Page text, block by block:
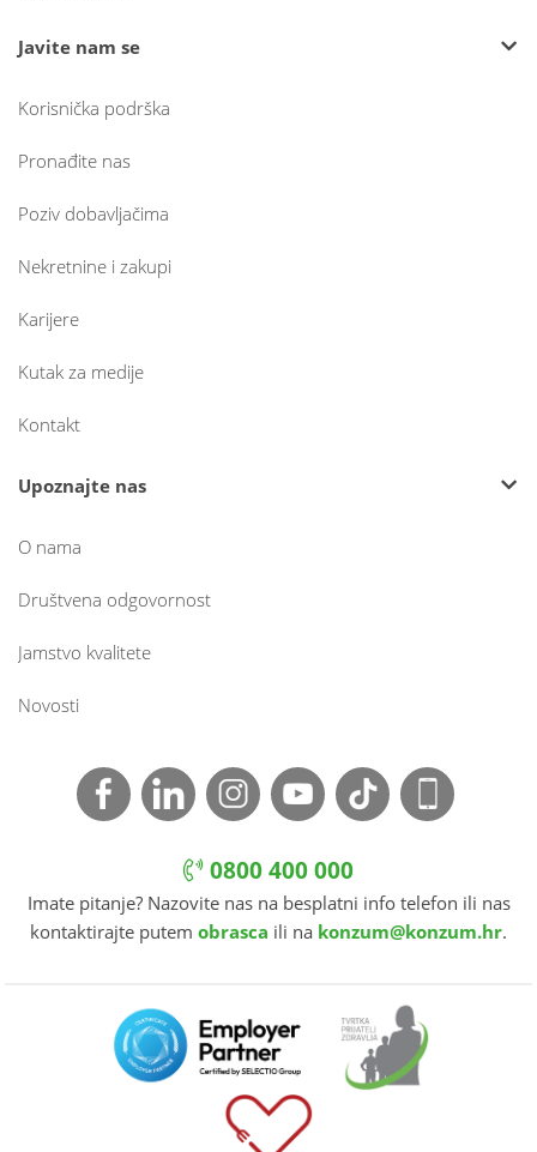
Javite nam se
Korisnička podrška
Pronađite nas
Poziv dobavljačima
Nekretnine i zakupi
Karijere
Kutak za medije
Kontakt
Upoznajte nas
O nama
Društvena odgovornost
Jamstvo kvalitete
Novosti
0800 400 000
Imate pitanje? Nazovite nas na besplatni info telefon ili nas
kontaktirajte putem obrasca ili na konzum@konzum.hr.